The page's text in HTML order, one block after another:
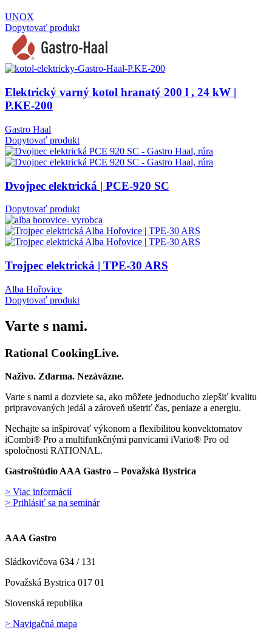
UNOX
Dopytovať produkt
Elektrický varný kotol hranatý 200 l , 24 kW |
P.KE-200
Gastro Haal
Dopytovať produkt
Dvojpec elektrická | PCE-920 SC
Dopytovať produkt
Trojpec elektrická | TPE-30 ARS
Alba Hořovice
Dopytovať produkt
Varte s nami.
Rational CookingLive​.
Naživo. Zdarma. Nezáväzne.
Varte s nami a dozviete sa, ako môžete jednoducho zlepšiť kvalitu
pripravovaných jedál a zároveň ušetriť čas, peniaze a energiu.
Nechajte sa inšpirovať výkonom a flexibilitou konvektomatov
iCombi® Pro a multifunkčnými panvicami iVario® Pro od
spoločnosti RATIONAL.
Gastroštúdio AAA Gastro – Považská Bystrica
> Viac informácií
> Prihlásiť sa na seminár
AAA Gastro
Sládkovičova 634 / 131
Považská Bystrica 017 01
Slovenská republika
> Navigačná mapa